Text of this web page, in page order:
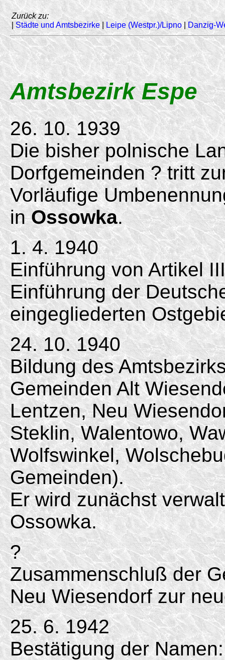
Zurück zu:
| Städte und Amtsbezirke| Leipe (Westpr.)/Lipno| Danzig-
Amtsbezirk Espe
26. 10. 1939
Die bisher polnische
Dorfgemeinden ? tritt
Vorläufige
inOssowka.
1. 4. 1940
Einführung von Artikel III
Einführung der
eingegliederten
24. 10. 1940
Bildung des
Gemeinden Alt
Lentzen, Neu
Steklin, Walentowo,
Wolfswinkel,
Gemeinden).
Er wird zunächst
Ossowka.
?
Zusammenschluß der
Neu Wiesendorf zur
25. 6. 1942
Bestätigung der Namen: